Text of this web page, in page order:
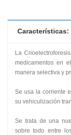
Características:
La
medicamentos en
manera selectiva y
Se usa la corriente
su vehiculización
Se trata de una
sobre todo entre